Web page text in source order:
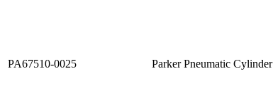
PA67510-0025 Parker Pneumatic Cylinder